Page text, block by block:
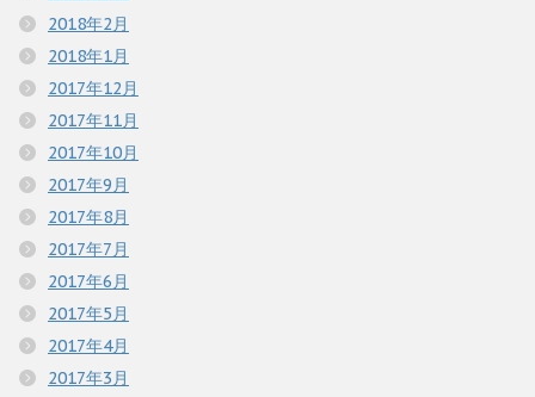
2018年2月
2018年1月
2017年12月
2017年11月
2017年10月
2017年9月
2017年8月
2017年7月
2017年6月
2017年5月
2017年4月
2017年3月